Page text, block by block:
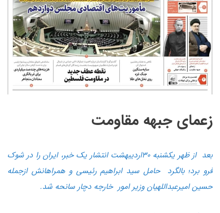
زعمای جبهه مقاومت
بعد از ظهر یکشنبه ۳۰اردیبهشت انتشار یک خبر، ایران را در شوک
فرو برد؛ بالگرد حامل سید ابراهیم رئیسی و همراهانش ازجمله
حسین امیرعبداللهیان وزیر امور خارجه دچار سانحه شد.